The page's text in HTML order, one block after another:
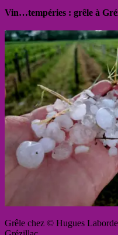
Vin…tempéries : grêle à
Grêle chez © Hugues